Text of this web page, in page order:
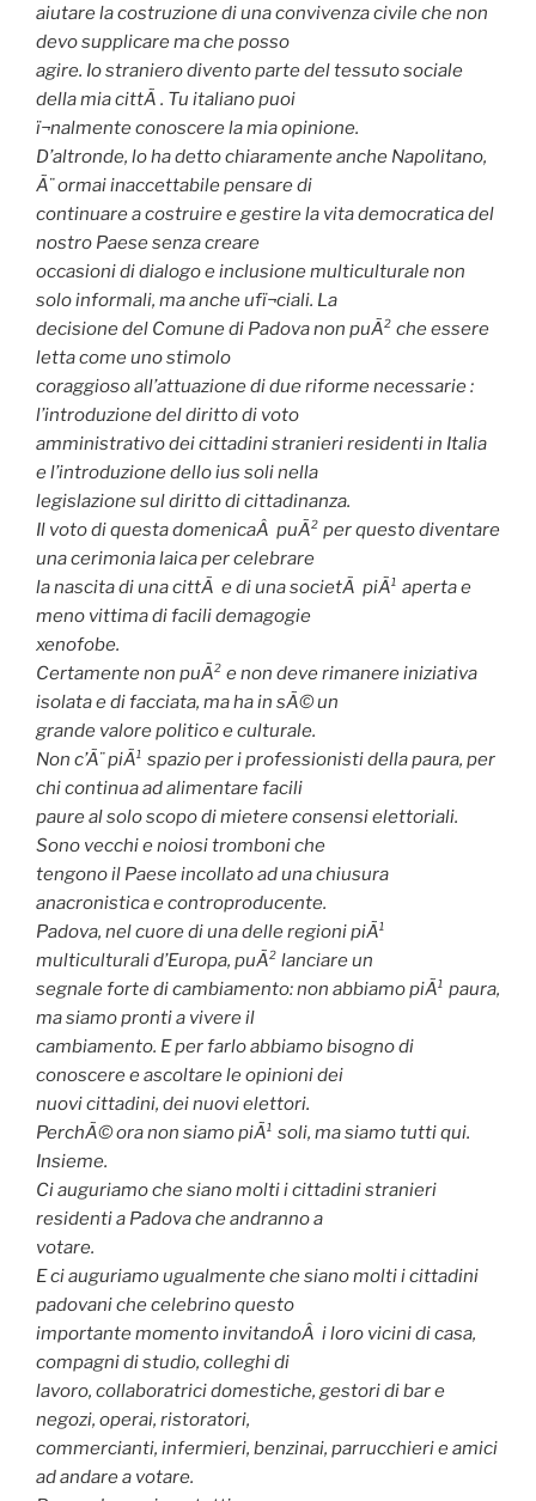
aiutare la costruzione di una convivenza civile che non
devo supplicare ma che posso
agire. Io straniero divento parte del tessuto sociale
della mia cittÃ . Tu italiano puoi
ï¬nalmente conoscere la mia opinione.
D’altronde, lo ha detto chiaramente anche Napolitano,
Ã¨ ormai inaccettabile pensare di
continuare a costruire e gestire la vita democratica del
nostro Paese senza creare
occasioni di dialogo e inclusione multiculturale non
solo informali, ma anche ufï¬ciali. La
decisione del Comune di Padova non puÃ² che essere
letta come uno stimolo
coraggioso all’attuazione di due riforme necessarie :
l’introduzione del diritto di voto
amministrativo dei cittadini stranieri residenti in Italia
e l’introduzione dello ius soli nella
legislazione sul diritto di cittadinanza.
Il voto di questa domenicaÂ puÃ² per questo diventare
una cerimonia laica per celebrare
la nascita di una cittÃ e di una societÃ piÃ¹ aperta e
meno vittima di facili demagogie
xenofobe.
Certamente non puÃ² e non deve rimanere iniziativa
isolata e di facciata, ma ha in sÃ© un
grande valore politico e culturale.
Non c’Ã¨ piÃ¹ spazio per i professionisti della paura, per
chi continua ad alimentare facili
paure al solo scopo di mietere consensi elettoriali.
Sono vecchi e noiosi tromboni che
tengono il Paese incollato ad una chiusura
anacronistica e controproducente.
Padova, nel cuore di una delle regioni piÃ¹
multiculturali d’Europa, puÃ² lanciare un
segnale forte di cambiamento: non abbiamo piÃ¹ paura,
ma siamo pronti a vivere il
cambiamento. E per farlo abbiamo bisogno di
conoscere e ascoltare le opinioni dei
nuovi cittadini, dei nuovi elettori.
PerchÃ© ora non siamo piÃ¹ soli, ma siamo tutti qui.
Insieme.
Ci auguriamo che siano molti i cittadini stranieri
residenti a Padova che andranno a
votare.
E ci auguriamo ugualmente che siano molti i cittadini
padovani che celebrino questo
importante momento invitandoÂ i loro vicini di casa,
compagni di studio, colleghi di
lavoro, collaboratrici domestiche, gestori di bar e
negozi, operai, ristoratori,
commercianti, infermieri, benzinai, parrucchieri e amici
ad andare a votare.